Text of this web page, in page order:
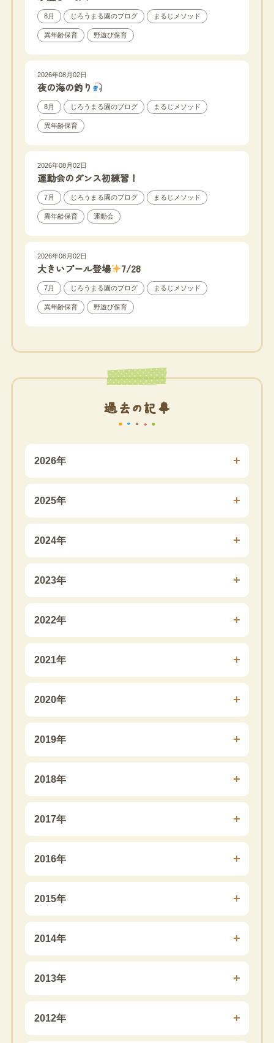
8月 じろうまる園のブログ まるじメソッド
異年齢保育 野遊び保育
2026年08月02日
夜の海の釣り
8月 じろうまる園のブログ まるじメソッド
異年齢保育
2026年08月02日
運動会のダンス初練習！
7月 じろうまる園のブログ まるじメソッド
異年齢保育 運動会
2026年08月02日
大きいプール登場 7/28
7月 じろうまる園のブログ まるじメソッド
異年齢保育 野遊び保育
過去の記事
2026年
2025年
2024年
2023年
2022年
2021年
2020年
2019年
2018年
2017年
2016年
2015年
2014年
2013年
2012年